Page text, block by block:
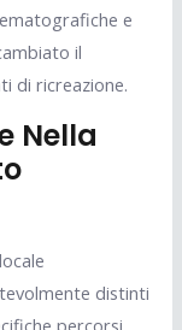
e
il
di ricreazione.
Nella
distinti
percorsi